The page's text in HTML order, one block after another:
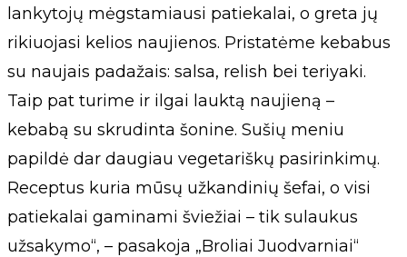
lankytojų mėgstamiausi patiekalai, o greta jų
rikiuojasi kelios naujienos. Pristatėme kebabus
su naujais padažais: salsa, relish bei teriyaki.
Taip pat turime ir ilgai lauktą naujieną –
kebabą su skrudinta šonine. Sušių meniu
papildė dar daugiau vegetariškų pasirinkimų.
Receptus kuria mūsų užkandinių šefai, o visi
patiekalai gaminami šviežiai – tik sulaukus
užsakymo“, – pasakoja „Broliai Juodvarniai“